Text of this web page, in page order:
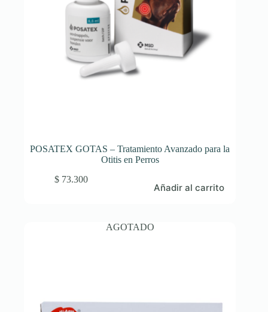
POSATEX GOTAS – Tratamiento Avanzado para la
Otitis en Perros
$73.300
Añadir al carrito
AGOTADO